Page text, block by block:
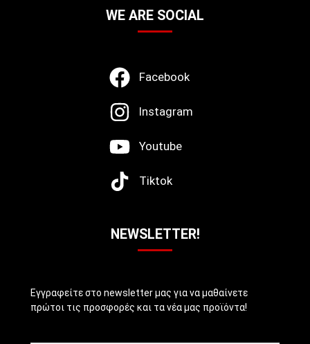
WE ARE SOCIAL
Facebook
Instagram
Youtube
Tiktok
NEWSLETTER!
Εγγραφείτε στο newsletter μας για να μαθαίνετε
πρώτοι τις προσφορές και τα νέα μας προϊόντα!